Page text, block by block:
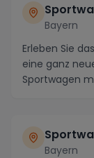
Bayern
Erleben Sie
eine ganz
Sportwagen
Bayern